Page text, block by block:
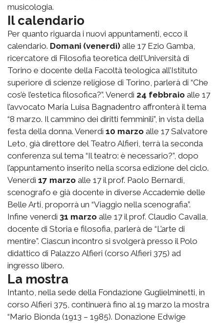
musicologia.
Il calendario
Per quanto riguarda i nuovi appuntamenti, ecco il
calendario. Domani (venerdì) alle 17 Ezio Gamba,
ricercatore di Filosofia teoretica dell’Università di
Torino e docente della Facoltà teologica all’Istituto
superiore di scienze religiose di Torino, parlerà di “Che
cos’è l’estetica filosofica?”. Venerdì 24 febbraio alle 17
l’avvocato Maria Luisa Bagnadentro affronterà il tema
“8 marzo. Il cammino dei diritti femminili”, in vista della
festa della donna. Venerdì 10 marzo alle 17 Salvatore
Leto, già direttore del Teatro Alfieri, terrà la seconda
conferenza sul tema “Il teatro: è necessario?”, dopo
l’appuntamento inserito nella scorsa edizione del ciclo.
Venerdì 17 marzo alle 17 il prof. Paolo Bernardi,
scenografo e già docente in diverse Accademie delle
Belle Arti, proporrà un “Viaggio nella scenografia”.
Infine venerdì 31 marzo alle 17 il prof. Claudio Cavalla,
docente di Storia e filosofia, parlerà de “L’arte di
mentire”. Ciascun incontro si svolgerà presso il Polo
didattico di Palazzo Alfieri (corso Alfieri 375) ad
ingresso libero.
La mostra
Intanto, nella sede della Fondazione Guglielminetti, in
corso Alfieri 375, continuerà fino al 19 marzo la mostra
“Mario Bionda (1913 – 1985). Donazione Edwige